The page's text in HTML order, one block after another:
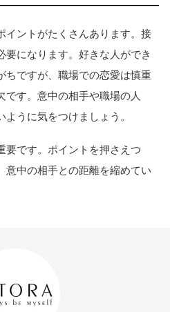
イントがたくさんあります。接
要になります。好きな人ができ
ちですが、職場での恋愛は慎重
です。意中の相手や職場の人
うに気をつけましょう。
要です。ポイントを押さえつ
意中の相手との距離を縮めてい